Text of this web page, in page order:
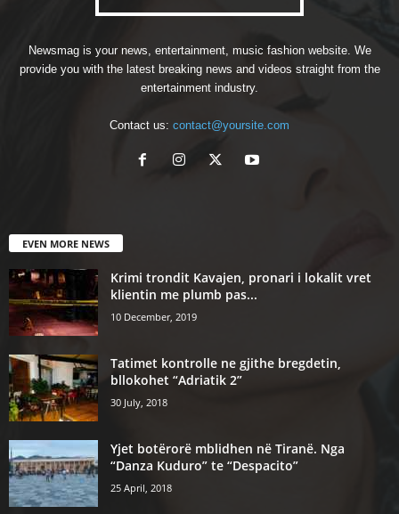
Newsmag is your news, entertainment, music fashion website. We
provide you with the latest breaking news and videos straight from the
entertainment industry.
Contact us: contact@yoursite.com
EVEN MORE NEWS
Krimi trondit Kavajen, pronari i lokalit vret
klientin me plumb pas...
10 December, 2019
Tatimet kontrolle ne gjithe bregdetin,
bllokohet “Adriatik 2”
30 July, 2018
Yjet botërorë mblidhen në Tiranë. Nga
“Danza Kuduro” te “Despacito”
25 April, 2018